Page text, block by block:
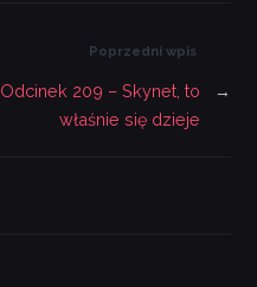
Poprzedni wpis
Odcinek 209 – Skynet, to
właśnie się dzieje
→